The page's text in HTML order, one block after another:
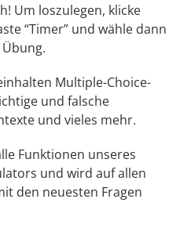
Um loszulegen, klicke
“Timer” und wähle dann
Multiple-Choice-
und falsche
und vieles mehr.
Funktionen unseres
und wird auf allen
den neuesten Fragen